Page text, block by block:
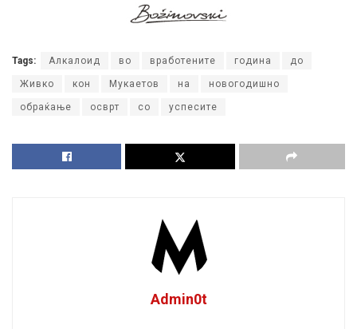
Tags: Алкалоид во вработените година до
Живко кон Мукаетов на новогодишно
обраќање осврт со успесите
Admin0t